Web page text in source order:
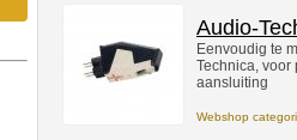
Audio-
Eenvoudig te
Technica, voor
aansluiting
Webshop